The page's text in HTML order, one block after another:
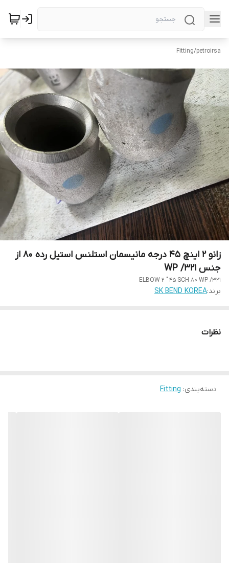
petroirsa
/
Fitting
زانو 2 اینچ 45 درجه مانیسمان استلنس استیل رده 80 از
جنس WP /321
ELBOW 2 " 45 SCH 80 WP /321
برند:SK BEND KOREA
نظرات
دسته‌بندی:
Fitting